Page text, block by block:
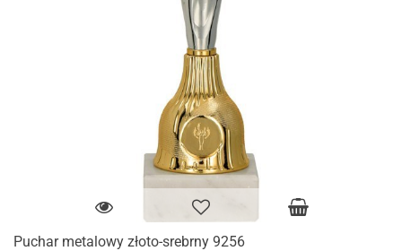
Puchar metalowy złoto-srebrny 9256